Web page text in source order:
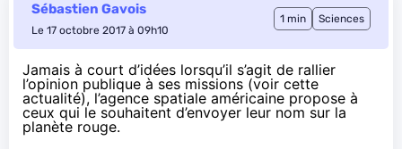
Sébastien Gavois
Le 17 octobre 2017 à 09h10
1 min Sciences
Jamais à court d’idées lorsqu’il s’agit de rallier
l’opinion publique à ses missions (voir cette
actualité), l’agence spatiale américaine propose à
ceux qui le souhaitent d’envoyer leur nom sur la
planète rouge.